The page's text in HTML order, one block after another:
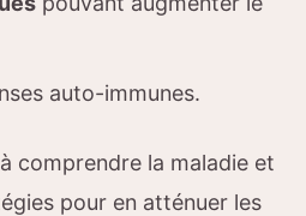
auto-immunes.
comprendre la maladie et
pour en atténuer les